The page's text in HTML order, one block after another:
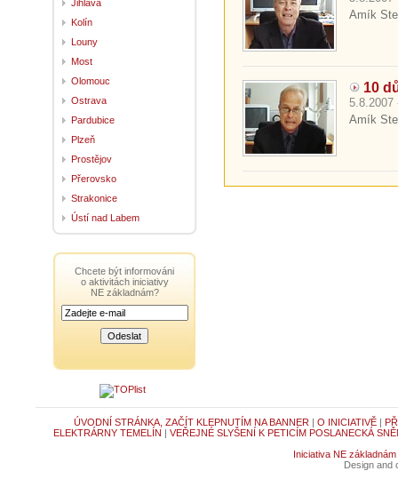
Amík
10
5.8.2007
Amík
Jihlava
Kolín
Louny
Most
Olomouc
Ostrava
Pardubice
Plzeň
Prostějov
Přerovsko
Strakonice
Ústí nad Labem
Chcete být informováni
o aktivitách iniciativy
NE základnám?
ÚVODNÍ STRÁNKA, ZAČÍT KLEPNUTÍM NA BANNER | O INICIATIVĚ|
ELEKTRÁRNY TEMELÍN | VEŘEJNÉ SLYŠENÍ K PETICÍM POSLANECKÁ
Iniciativa NE základnám
Design and